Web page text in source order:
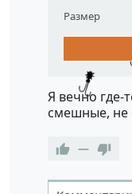
Размер
Я вечно где-
смешные, не
—